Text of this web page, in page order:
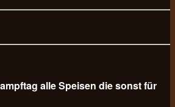
alle Speisen die sonst für